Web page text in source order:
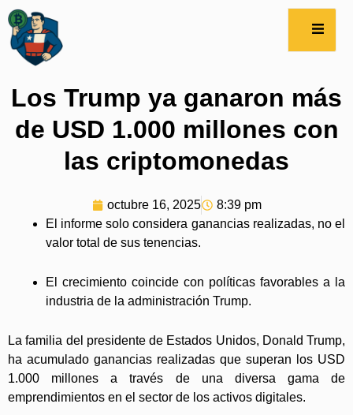
Los Trump ya ganaron más
de USD 1.000 millones con
las criptomonedas
octubre 16, 2025
8:39 pm
El informe solo considera ganancias realizadas, no el
valor total de sus tenencias.
El crecimiento coincide con políticas favorables a la
industria de la administración Trump.
La familia del presidente de Estados Unidos, Donald Trump,
ha acumulado ganancias realizadas que superan los USD
1.000 millones a través de una diversa gama de
emprendimientos en el sector de los activos digitales.